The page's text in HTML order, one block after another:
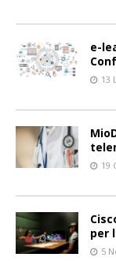
e-
13
19
per
5